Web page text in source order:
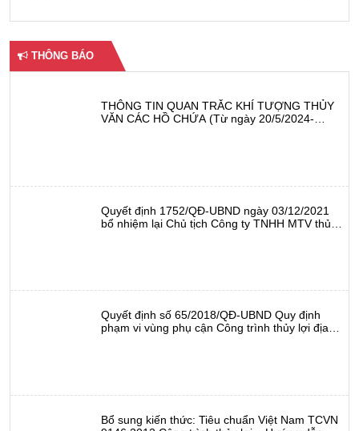
Cầu, tỉnh Phú Yên Phú Yên
THÔNG BÁO
THÔNG TIN QUAN TRẮC KHÍ TƯỢNG THỦY
VĂN CÁC HỒ CHỨA (Từ ngày 20/5/2024-
Quyết định 1752/QĐ-UBND ngày 03/12/2021
bổ nhiệm lại Chủ tịch Công ty TNHH MTV thủy
Quyết định số 65/2018/QĐ-UBND Quy định
phạm vi vùng phụ cận Công trình thủy lợi địa
Bổ sung kiến thức: Tiêu chuẩn Việt Nam TCVN